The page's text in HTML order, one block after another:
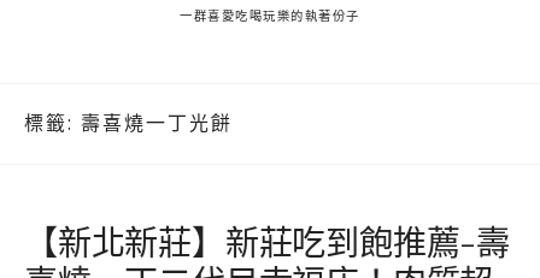
一群喜愛吃喝玩樂的執著份子
標籤: 壽喜燒一丁光餅
【新北新莊】新莊吃到飽推薦-壽